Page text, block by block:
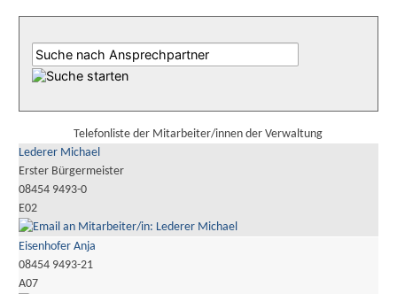
Telefonliste der Mitarbeiter/innen der Verwaltung
Lederer Michael
Erster Bürgermeister
08454 9493-0
E02
Eisenhofer Anja
08454 9493-21
A07